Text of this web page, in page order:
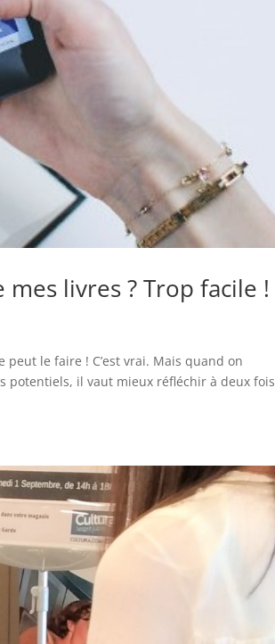
livres ? Trop facile !
peut le faire ! C’est vrai. Mais quand on
potentiels, il vaut mieux réfléchir à deux fois